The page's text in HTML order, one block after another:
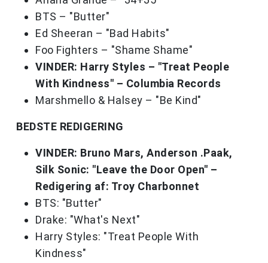
BTS – "Butter"
Ed Sheeran – "Bad Habits"
Foo Fighters – "Shame Shame"
VINDER: Harry Styles – "Treat People
With Kindness" – Columbia Records
Marshmello & Halsey – "Be Kind"
BEDSTE REDIGERING
VINDER: Bruno Mars, Anderson .Paak,
Silk Sonic: "Leave the Door Open" –
Redigering af: Troy Charbonnet
BTS: "Butter"
Drake: "What's Next"
Harry Styles: "Treat People With
Kindness"